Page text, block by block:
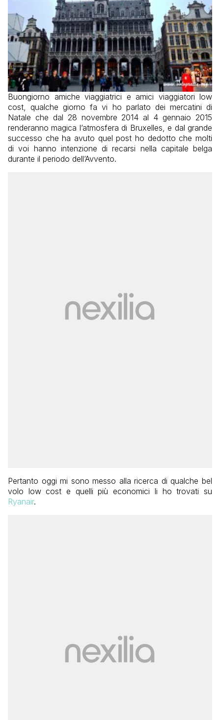
Buongiorno amiche viaggiatrici e amici viaggiatori low
cost, qualche giorno fa vi ho parlato dei mercatini di
Natale che dal 28 novembre 2014 al 4 gennaio 2015
renderanno magica l’atmosfera di Bruxelles, e dal grande
successo che ha avuto quel post ho dedotto che molti
di voi hanno intenzione di recarsi nella capitale belga
durante il periodo dell’Avvento.
Pertanto oggi mi sono messo alla ricerca di qualche bel
volo low cost e quelli più economici li ho trovati su
Ryanair.